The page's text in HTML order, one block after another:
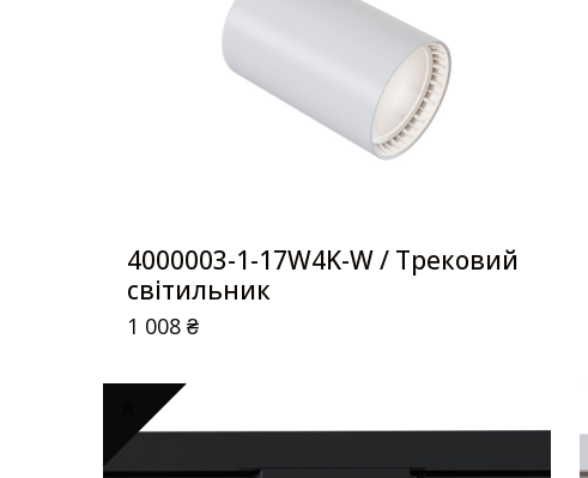
4000003-1-17W4K-W / Трековий
світильник
1 008₴